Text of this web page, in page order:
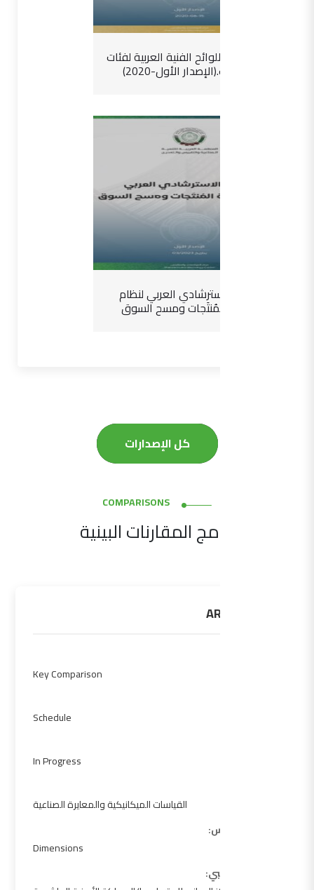
دليل إصدار اللوائح الفنية العربية لفئات
المنتجات.(الإصدار الأول-2020)
الدليل الاسترشادي العربي لنظام
سلامة المُنتَجات ومسح السوق
كل الإصدارات
COMPARISONS
برامج المقارنات البينية
ARAMET.L-K5
Key Comparison
Schedule
In Progress
القياسات الميكانيكية والمعايرة الصناعية
منطقة القياس:
Dimensions
المختبر التجريبي: